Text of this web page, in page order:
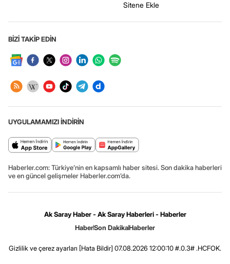
Sitene Ekle
BİZİ TAKİP EDİN
UYGULAMAMIZI İNDİRİN
Haberler.com: Türkiye’nin en kapsamlı haber sitesi. Son dakika haberleri
ve en güncel gelişmeler Haberler.com’da.
Ak Saray Haber - Ak Saray Haberleri - Haberler
HaberSon DakikaHaberler
Gizlilik ve çerez ayarları [Hata Bildir] 07.08.2026 12:00:10 #.0.3# .HCFOK.